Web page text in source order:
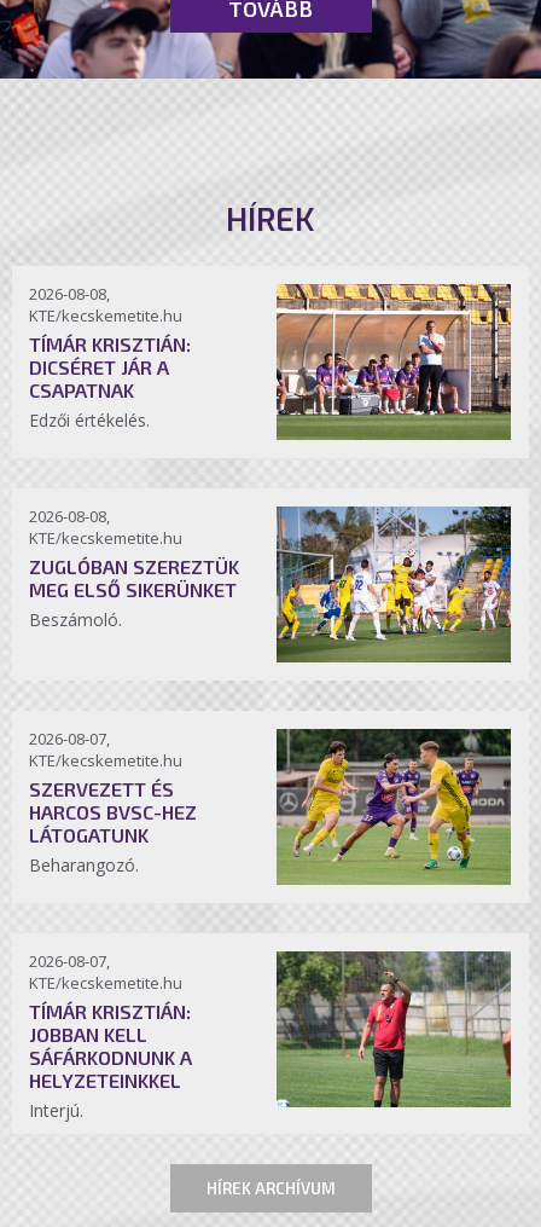
TOVÁBB
HÍREK
2026-08-08,
KTE/kecskemetite.hu
TÍMÁR KRISZTIÁN:
DICSÉRET JÁR A
CSAPATNAK
Edzői értékelés.
2026-08-08,
KTE/kecskemetite.hu
ZUGLÓBAN SZEREZTÜK
MEG ELSŐ SIKERÜNKET
Beszámoló.
2026-08-07,
KTE/kecskemetite.hu
SZERVEZETT ÉS
HARCOS BVSC-HEZ
LÁTOGATUNK
Beharangozó.
2026-08-07,
KTE/kecskemetite.hu
TÍMÁR KRISZTIÁN:
JOBBAN KELL
SÁFÁRKODNUNK A
HELYZETEINKKEL
Interjú.
HÍREK ARCHÍVUM